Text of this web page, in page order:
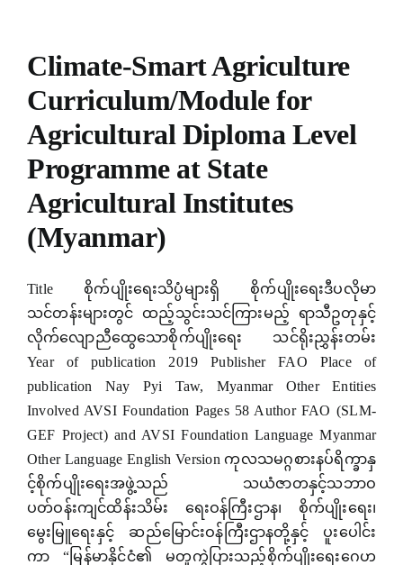
Climate-Smart Agriculture
Curriculum/Module for
Agricultural Diploma Level
Programme at State
Agricultural Institutes
(Myanmar)
Title စိုက်ပျိုးရေးသိပ္ပံများရှိ စိုက်ပျိုးရေးဒီပလိုမာ
သင်တန်းများတွင် ထည့်သွင်းသင်ကြားမည့် ရာသီဥတုနှင့်
လိုက်လျောညီထွေသောစိုက်ပျိုးရေး သင်ရိုးညွှန်းတမ်း
Year of publication 2019 Publisher FAO Place of
publication Nay Pyi Taw, Myanmar Other Entities
Involved AVSI Foundation Pages 58 Author FAO (SLM-
GEF Project) and AVSI Foundation Language Myanmar
Other Language English Version ကုလသမဂ္ဂစားနပ်ရိက္ခာနှ
င့်စိုက်ပျိုးရေးအဖွဲ့သည် သယံဇာတနှင့်သဘာဝ
ပတ်ဝန်းကျင်ထိန်းသိမ်း ရေးဝန်ကြီးဌာန၊ စိုက်ပျိုးရေး၊
မွေးမြူရေးနှင့် ဆည်မြောင်းဝန်ကြီးဌာနတို့နှင့် ပူးပေါင်း
ကာ “မြန်မာနိုင်ငံ၏ မတူကွဲပြားသည့်စိုက်ပျိုးရေးဂေဟ